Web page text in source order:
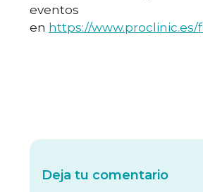
eventos
en https://www.proclinic.es/
Deja tu comentario